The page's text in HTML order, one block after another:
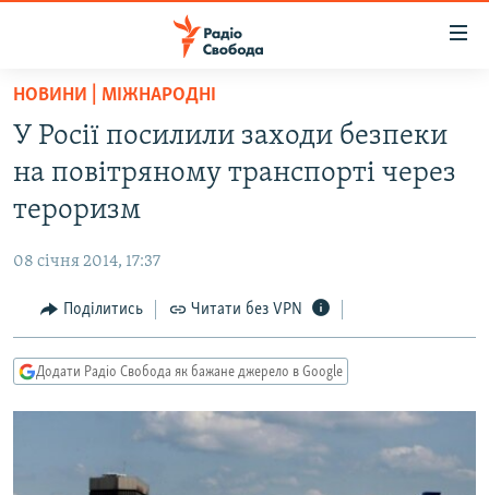
Перейти
основного
матеріалу
до
основної
Перейти
до
пошуку
СУСПІЛЬСТВО
РОСІЙСЬКА «ФІЛЬТРАЦІЯ»
ДОНБАС.РЕАЛІЇ
ТИ ЯК?
КИТАЙ.ВИКЛИКИ
НОВИНИ | МІЖНАРОДНІ
У Росії посилили заходи безпеки
на повітряному транспорті через
тероризм
08 січня 2014, 17:37
Поділитись Читати без VPN
Додати Радіо Свобода як бажане джерело в Google